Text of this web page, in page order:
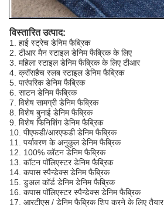
विस्तारित उत्पाद:
1. हाई स्ट्रेच डेनिम फैब्रिक
2. टीआर मैन स्टाइल डेनिम फैब्रिक के लिए
3. महिला स्टाइल डेनिम फैब्रिक के लिए टीआर
4. क्रॉसहैच स्लब स्टाइल डेनिम फैब्रिक
5. पारंपरिक डेनिम फैब्रिक
6. साटन डेनिम फैब्रिक
7. विशेष सामग्री डेनिम फैब्रिक
8. विशेष बुनाई डेनिम फैब्रिक
9. विशेष फिनिशिंग डेनिम फैब्रिक
10. पीएफडी/आरएफडी डेनिम फैब्रिक
11. पर्यावरण के अनुकूल डेनिम फैब्रिक
12. 100% कॉटन डेनिम फैब्रिक
13. कॉटन पॉलिएस्टर डेनिम फैब्रिक
14. कपास स्पैन्डेक्स डेनिम फैब्रिक
15. डुअल कॉर्ड डेनिम डेनिम फैब्रिक
16. कपास पॉलिएस्टर स्पैन्डेक्स डेनिम फैब्रिक
17. आरटीएस / डेनिम फैब्रिक शिप करने के लिए तैयार